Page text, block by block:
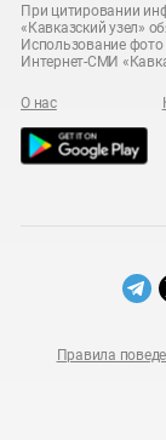
При цитировании
«Кавказский узел»
Использование фото
Интернет-СМИ
О нас
Правила